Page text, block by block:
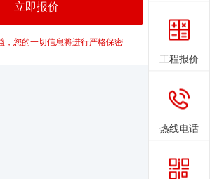
，您的一切信息将进行严格保密
工程报价
热线电话